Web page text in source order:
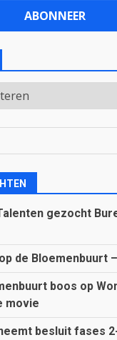
gezocht
de Bloemenbuurt
boos op
movie
besluit fases